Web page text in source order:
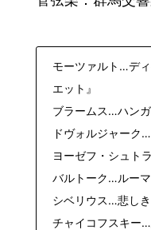
モーツァルト…デ
エット』
ブラームス…ハン
ドヴォルジャーク
ヨーゼフ・シュト
バルトーク…ルー
シベリウス…悲し
チャイコフスキー